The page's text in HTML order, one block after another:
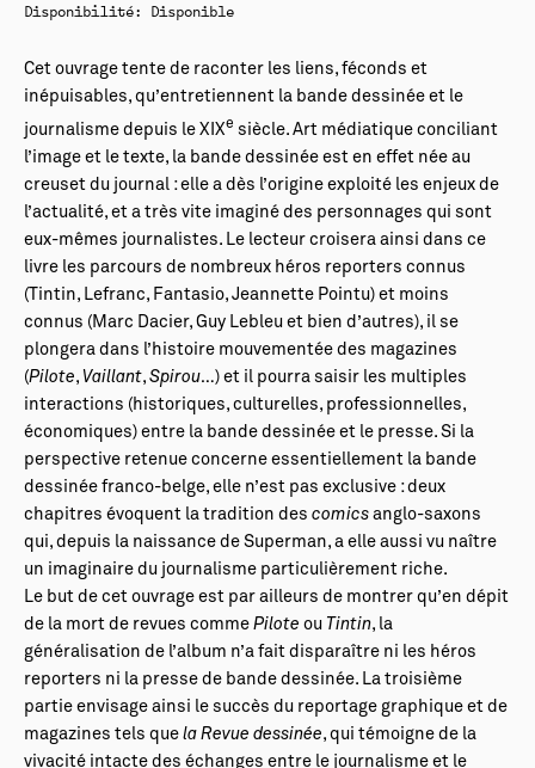
Disponibilité:
Disponible
Cet ouvrage tente de raconter les liens, féconds et
inépuisables, qu’entretiennent la bande dessinée et le
journalisme depuis le XIXe siècle. Art médiatique conciliant
l’image et le texte, la bande dessinée est en effet née au
creuset du journal : elle a dès l’origine exploité les enjeux de
l’actualité, et a très vite imaginé des personnages qui sont
eux-mêmes journalistes. Le lecteur croisera ainsi dans ce
livre les parcours de nombreux héros reporters connus
(Tintin, Lefranc, Fantasio, Jeannette Pointu) et moins
connus (Marc Dacier, Guy Lebleu et bien d’autres), il se
plongera dans l’histoire mouvementée des magazines
(Pilote, Vaillant, Spirou…) et il pourra saisir les multiples
interactions (historiques, culturelles, professionnelles,
économiques) entre la bande dessinée et le presse. Si la
perspective retenue concerne essentiellement la bande
dessinée franco-belge, elle n’est pas exclusive : deux
chapitres évoquent la tradition des comics anglo-saxons
qui, depuis la naissance de Superman, a elle aussi vu naître
un imaginaire du journalisme particulièrement riche.
Le but de cet ouvrage est par ailleurs de montrer qu’en dépit
de la mort de revues comme Pilote ou Tintin, la
généralisation de l’album n’a fait disparaître ni les héros
reporters ni la presse de bande dessinée. La troisième
partie envisage ainsi le succès du reportage graphique et de
magazines tels que la Revue dessinée, qui témoigne de la
vivacité intacte des échanges entre le journalisme et le